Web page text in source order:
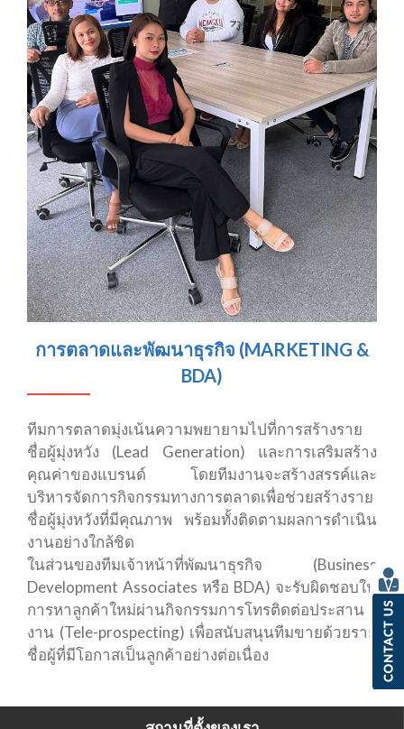
การตลาดและพัฒนาธุรกิจ (MARKETING &
BDA)
ทีมการตลาดมุ่งเน้นความพยายามไปที่การสร้างราย
ชื่อผู้มุ่งหวัง (Lead Generation) และการเสริมสร้าง
คุณค่าของแบรนด์ โดยทีมงานจะสร้างสรรค์และ
บริหารจัดการกิจกรรมทางการตลาดเพื่อช่วยสร้างราย
ชื่อผู้มุ่งหวังที่มีคุณภาพ พร้อมทั้งติดตามผลการดำเนิน
งานอย่างใกล้ชิด
ในส่วนของทีมเจ้าหน้าที่พัฒนาธุรกิจ (Business
Development Associates หรือ BDA) จะรับผิดชอบใน
การหาลูกค้าใหม่ผ่านกิจกรรมการโทรติดต่อประสาน
งาน (Tele-prospecting) เพื่อสนับสนุนทีมขายด้วยราย
ชื่อผู้ที่มีโอกาสเป็นลูกค้าอย่างต่อเนื่อง